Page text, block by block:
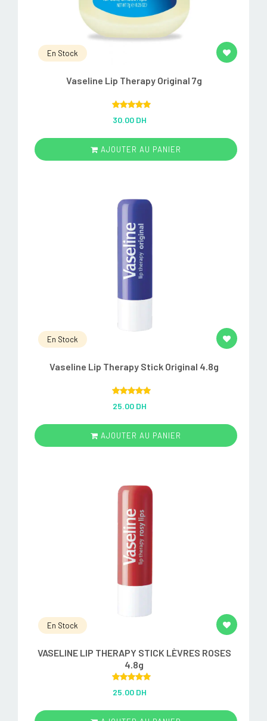
En Stock
Vaseline Lip Therapy Original 7g
out of 5
30.00 DH
AJOUTER AU PANIER
En Stock
Vaseline Lip Therapy Stick Original 4.8g
out of 5
25.00 DH
AJOUTER AU PANIER
En Stock
VASELINE LIP THERAPY STICK LÈVRES ROSES
4.8g
out of 5
25.00 DH